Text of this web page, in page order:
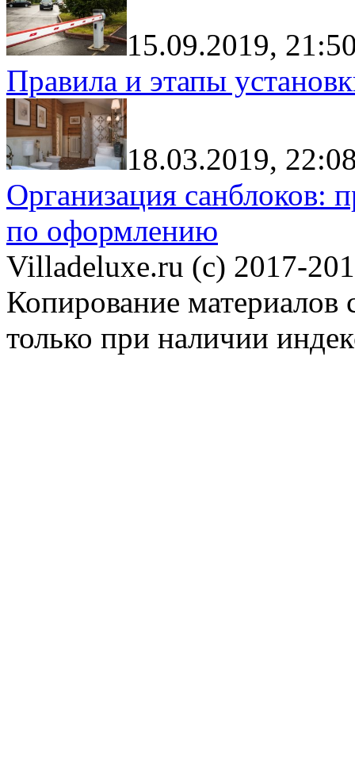
15.09.2019,
Правила и этапы
18.03.2019,
Организация санблоков:
по оформлению
Villadeluxe.ru (c) 2017-
Копирование материалов
только при наличии